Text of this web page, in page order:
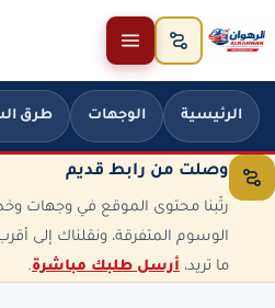
تخطَّ إلى المحتوى
الرئيسية الوجهات طرق
وصلت من رابط قديم
رتّبنا محتوى الموقع في وجهات
الوسوم المتفرقة، ونقلناك إلى
ما تريد، أرسل طلبك مباشرة.